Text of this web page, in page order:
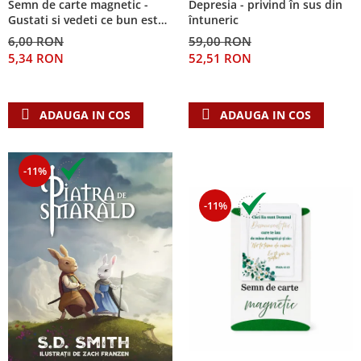
Despre afaceri
Dezvoltare personala
Leadership
Mediu
Semn de carte magnetic -
Gustati si vedeti ce bun este
Domnul!
6,00 RON
5,34 RON
ADAUGA IN COS
Depresia - privind în sus din
întuneric
59,00 RON
52,51 RON
ADAUGA IN COS
-11%
-11%